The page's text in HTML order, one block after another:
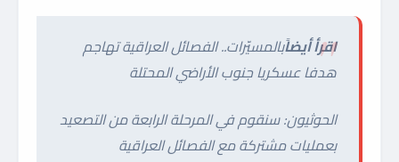
اقرأ أيضاًبالمسيّرات.. الفصائل العراقية تهاجم
هدفا عسكريا جنوب الأراضي المحتلة
الحوثيون: سنقوم في المرحلة الرابعة من التصعيد
بعمليات مشتركة مع الفصائل العراقية